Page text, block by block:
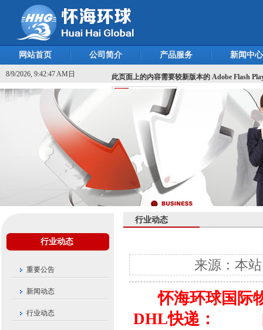
网站首页 公司简介 产品服务 新闻中心
8/9/2026, 9:42:47 AM日 此页面上的内容需要较新版本的 Adobe Flash
行业动态
重要公告
新闻动态
行业动态
行业动态
来源：本
怀海环球国际
DHL快递： 自